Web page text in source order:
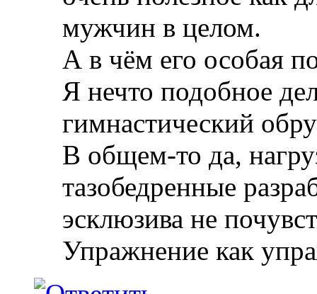
мужчин в целом.
А в чём его особая
Я нечто подобное
гимнастический
В общем-то да,
тазобедренные
эсклюзива не
Упражнение как